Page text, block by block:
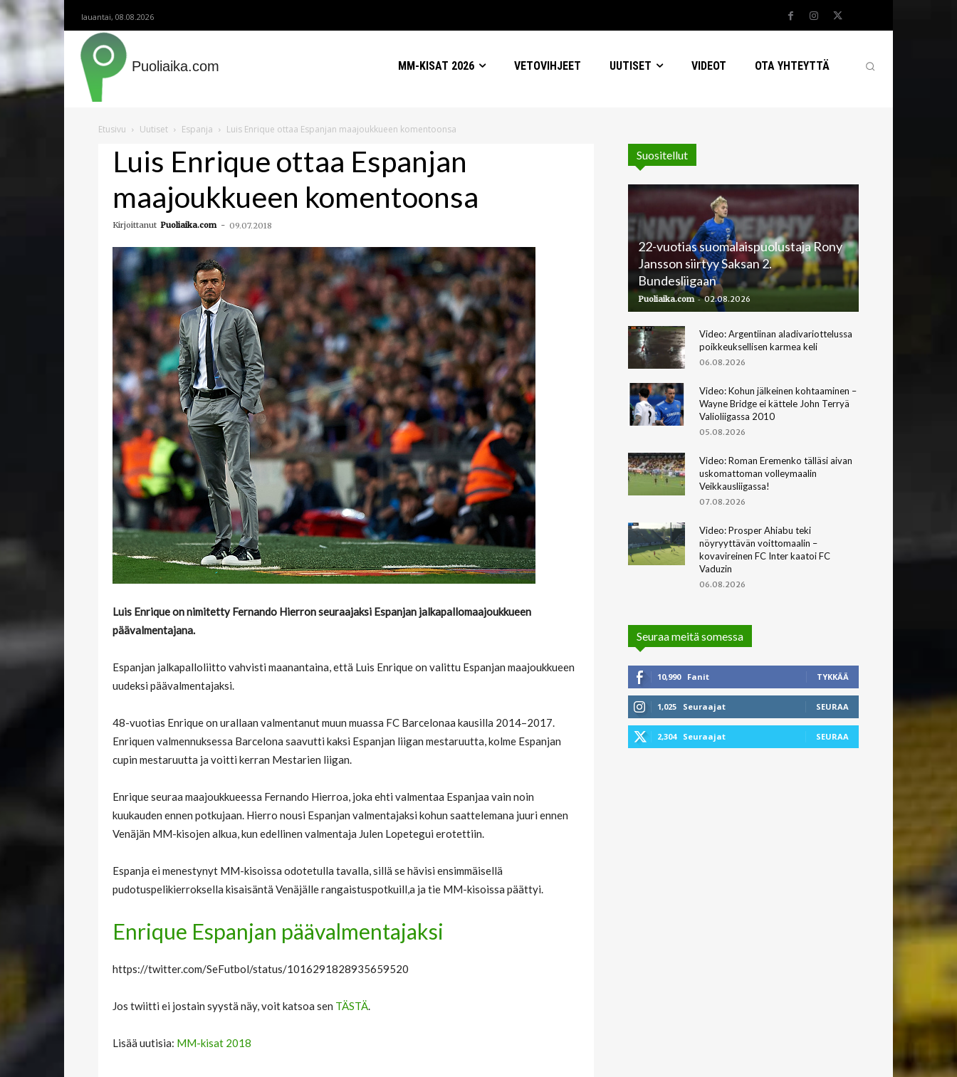
lauantai, 08.08.2026
Puoliaika.com MM-KISAT 2026 VETOVIHJEET UUTISET VIDEOT OTA YHTEYTTÄ
Etusivu Uutiset Espanja Luis Enrique ottaa Espanjan maajoukkueen komentoonsa
Luis Enrique ottaa Espanjan
maajoukkueen komentoonsa
Kirjoittanut Puoliaika.com - 09.07.2018
Luis Enrique on nimitetty Fernando Hierron seuraajaksi Espanjan jalkapallomaajoukkueen
päävalmentajana.
Espanjan jalkapalloliitto vahvisti maanantaina, että Luis Enrique on valittu Espanjan maajoukkueen
uudeksi päävalmentajaksi.
48-vuotias Enrique on urallaan valmentanut muun muassa FC Barcelonaa kausilla 2014–2017.
Enriquen valmennuksessa Barcelona saavutti kaksi Espanjan liigan mestaruutta, kolme Espanjan
cupin mestaruutta ja voitti kerran Mestarien liigan.
Enrique seuraa maajoukkueessa Fernando Hierroa, joka ehti valmentaa Espanjaa vain noin
kuukauden ennen potkujaan. Hierro nousi Espanjan valmentajaksi kohun saattelemana juuri ennen
Venäjän MM-kisojen alkua, kun edellinen valmentaja Julen Lopetegui erotettiin.
Espanja ei menestynyt MM-kisoissa odotetulla tavalla, sillä se hävisi ensimmäisellä
pudotuspelikierroksella kisaisäntä Venäjälle rangaistuspotkuill,a ja tie MM-kisoissa päättyi.
Enrique Espanjan päävalmentajaksi
https://twitter.com/SeFutbol/status/1016291828935659520
Jos twiitti ei jostain syystä näy, voit katsoa sen TÄSTÄ.
Lisää uutisia: MM-kisat 2018
Suositellut
22-vuotias suomalaispuolustaja Rony
Jansson siirtyy Saksan 2.
Bundesliigaan
Puoliaika.com - 02.08.2026
Video: Argentiinan aladivariottelussa
poikkeuksellisen karmea keli
06.08.2026
Video: Kohun jälkeinen kohtaaminen –
Wayne Bridge ei kättele John Terryä
Valioliigassa 2010
05.08.2026
Video: Roman Eremenko tälläsi aivan
uskomattoman volleymaalin
Veikkausliigassa!
07.08.2026
Video: Prosper Ahiabu teki
nöyryyttävän voittomaalin –
kovavireinen FC Inter kaatoi FC
Vaduzin
06.08.2026
Seuraa meitä somessa
10,990 Fanit TYKKÄÄ
1,025 Seuraajat SEURAA
2,304 Seuraajat SEURAA